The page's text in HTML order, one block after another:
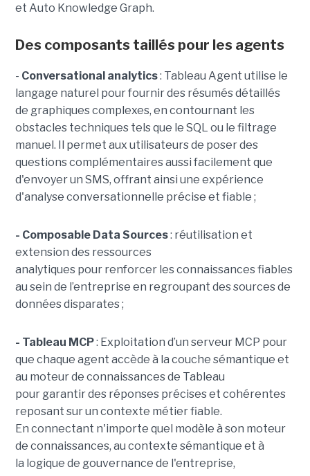
et Auto Knowledge Graph.
Des composants taillés pour les agents
- Conversational analytics: Tableau Agent utilise le
langage naturel pour fournir des résumés détaillés
de graphiques complexes, en contournant les
obstacles techniques tels que le SQL ou le filtrage
manuel. Il permet aux utilisateurs de poser des
questions complémentaires aussi facilement que
d'envoyer un SMS, offrant ainsi une expérience
d'analyse conversationnelle précise et fiable ;
- Composable Data Sources: réutilisation et
extension des ressources
analytiques pour renforcer les connaissances fiables
au sein de l’entreprise en regroupant des sources de
données disparates ;
- Tableau MCP: Exploitation d’un serveur MCP pour
que chaque agent accède à la couche sémantique et
au moteur de connaissances de Tableau
pour garantir des réponses précises et cohérentes
reposant sur un contexte métier fiable.
En connectant n'importe quel modèle à son moteur
de connaissances, au contexte sémantique et à
la logique de gouvernance de l'entreprise,